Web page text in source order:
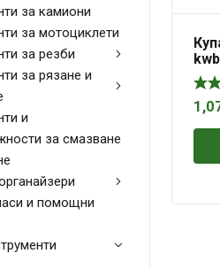
за камиони
за мотоциклети
за резби
за рязане и
и
за смазване
и помощни
kwb